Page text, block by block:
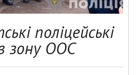
поліцейські
зону ООС